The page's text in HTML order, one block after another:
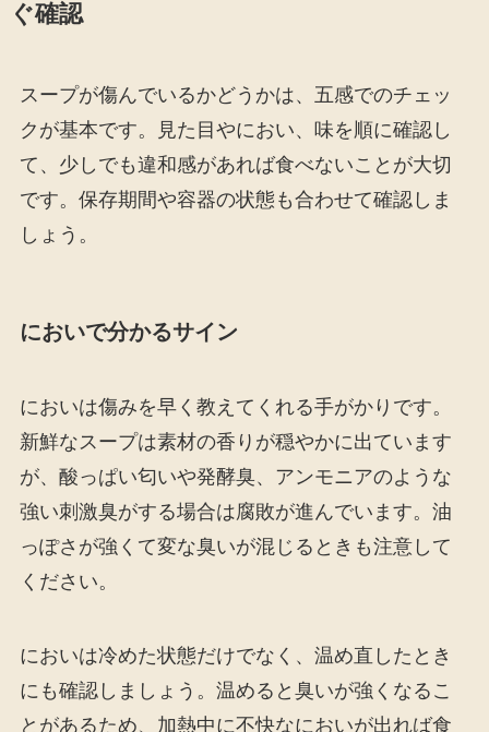
ぐ確認
スープが傷んでいるかどうかは、五感でのチェッ
クが基本です。見た目やにおい、味を順に確認し
て、少しでも違和感があれば食べないことが大切
です。保存期間や容器の状態も合わせて確認しま
しょう。
においで分かるサイン
においは傷みを早く教えてくれる手がかりです。
新鮮なスープは素材の香りが穏やかに出ています
が、酸っぱい匂いや発酵臭、アンモニアのような
強い刺激臭がする場合は腐敗が進んでいます。油
っぽさが強くて変な臭いが混じるときも注意して
ください。
においは冷めた状態だけでなく、温め直したとき
にも確認しましょう。温めると臭いが強くなるこ
とがあるため、加熱中に不快なにおいが出れば食